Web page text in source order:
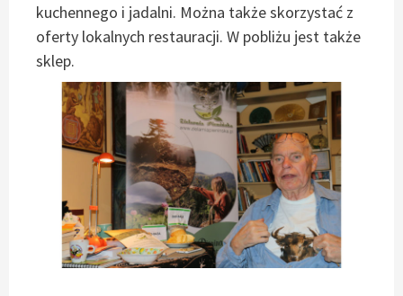
kuchennego i jadalni. Można także skorzystać z
oferty lokalnych restauracji. W pobliżu jest także
sklep.